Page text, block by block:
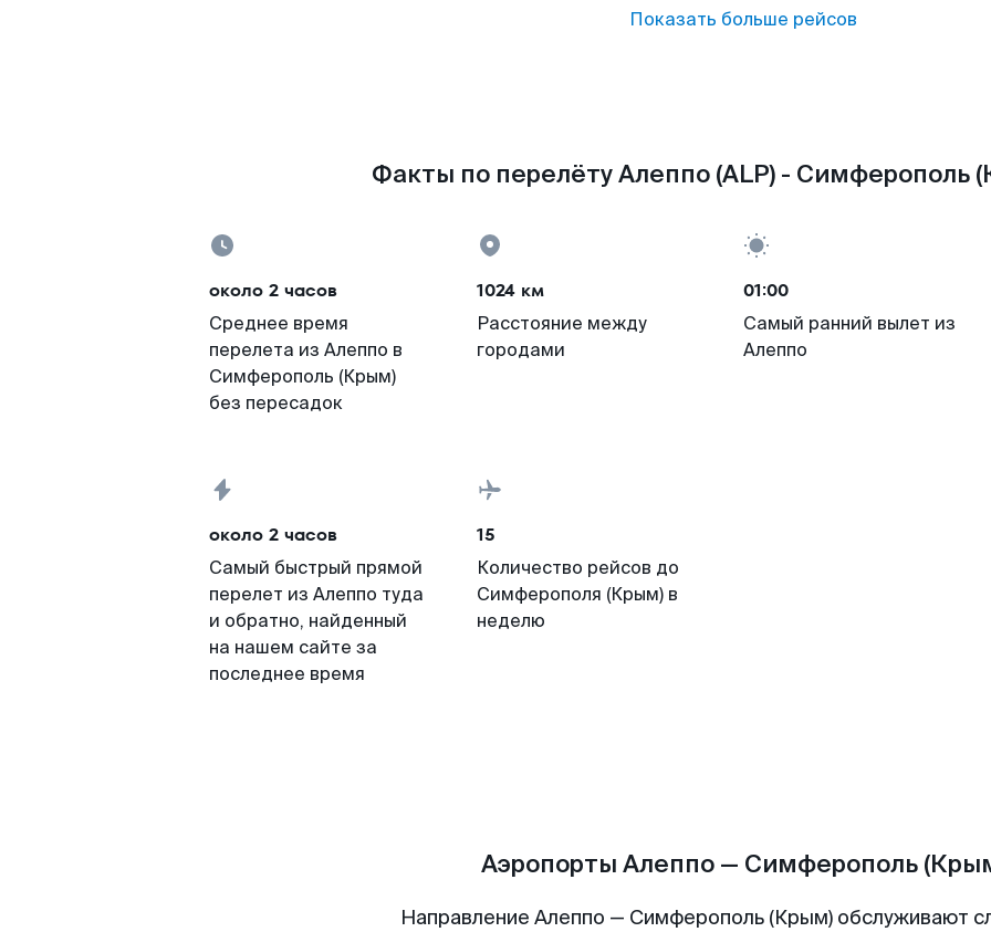
Показать больше рейсов
Факты по перелёту Алеппо (ALP) - Симферополь
около 2 часов
Среднее время
перелета из Алеппо в
Симферополь (Крым)
без пересадок
1024 км
Расстояние между
городами
01:00
Самый ранний вылет из
Алеппо
около 2 часов
Самый быстрый прямой
перелет из Алеппо туда
и обратно, найденный
на нашем сайте за
последнее время
15
Количество рейсов до
Симферополя (Крым) в
неделю
Аэропорты Алеппо — Симферополь
Направление Алеппо — Симферополь (Крым) обслуживают